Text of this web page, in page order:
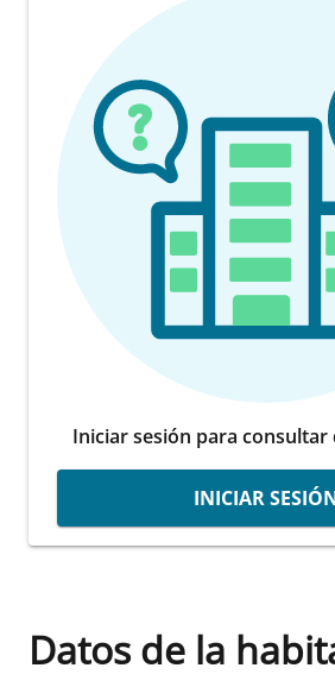
Iniciar sesión para
INICIAR
Datos de la